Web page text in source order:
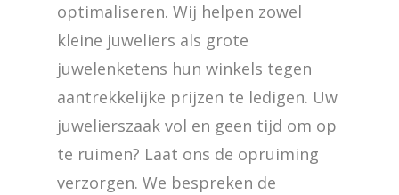
optimaliseren. Wij helpen zowel
kleine juweliers als grote
juwelenketens hun winkels tegen
aantrekkelijke prijzen te ledigen. Uw
juwelierszaak vol en geen tijd om op
te ruimen? Laat ons de opruiming
verzorgen. We bespreken de